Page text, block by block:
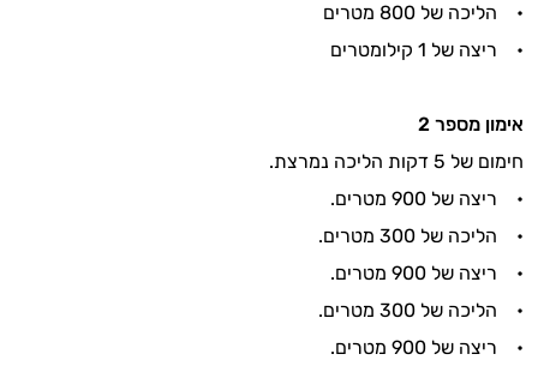
• הליכה של 800 מטרים
• ריצה של 1 קילומטרים
אימון מספר 2
חימום של 5 דקות הליכה נמרצת.
• ריצה של 900 מטרים.
• הליכה של 300 מטרים.
• ריצה של 900 מטרים.
• הליכה של 300 מטרים.
• ריצה של 900 מטרים.
המטרה שלי היא להתאים עבורך המלצות
אישיות מבוססות מדעית.